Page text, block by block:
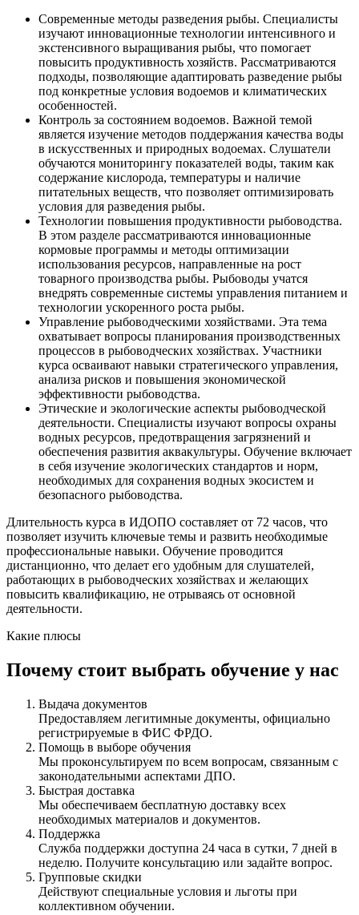
Современные методы разведения рыбы. Специалисты
изучают инновационные технологии интенсивного и
экстенсивного выращивания рыбы, что помогает
повысить продуктивность хозяйств. Рассматриваются
подходы, позволяющие адаптировать разведение рыбы
под конкретные условия водоемов и климатических
особенностей.
Контроль за состоянием водоемов. Важной темой
является изучение методов поддержания качества воды
в искусственных и природных водоемах. Слушатели
обучаются мониторингу показателей воды, таким как
содержание кислорода, температуры и наличие
питательных веществ, что позволяет оптимизировать
условия для разведения рыбы.
Технологии повышения продуктивности рыбоводства.
В этом разделе рассматриваются инновационные
кормовые программы и методы оптимизации
использования ресурсов, направленные на рост
товарного производства рыбы. Рыбоводы учатся
внедрять современные системы управления питанием и
технологии ускоренного роста рыбы.
Управление рыбоводческими хозяйствами. Эта тема
охватывает вопросы планирования производственных
процессов в рыбоводческих хозяйствах. Участники
курса осваивают навыки стратегического управления,
анализа рисков и повышения экономической
эффективности рыбоводства.
Этические и экологические аспекты рыбоводческой
деятельности. Специалисты изучают вопросы охраны
водных ресурсов, предотвращения загрязнений и
обеспечения развития аквакультуры. Обучение включает
в себя изучение экологических стандартов и норм,
необходимых для сохранения водных экосистем и
безопасного рыбоводства.
Длительность курса в ИДОПО составляет от 72 часов, что
позволяет изучить ключевые темы и развить необходимые
профессиональные навыки. Обучение проводится
дистанционно, что делает его удобным для слушателей,
работающих в рыбоводческих хозяйствах и желающих
повысить квалификацию, не отрываясь от основной
деятельности.
Какие плюсы
Почему стоит выбрать обучение у нас
Выдача документов
Предоставляем легитимные документы, официально
регистрируемые в ФИС ФРДО.
Помощь в выборе обучения
Мы проконсультируем по всем вопросам, связанным с
законодательными аспектами ДПО.
Быстрая доставка
Мы обеспечиваем бесплатную доставку всех
необходимых материалов и документов.
Поддержка
Служба поддержки доступна 24 часа в сутки, 7 дней в
неделю. Получите консультацию или задайте вопрос.
Групповые скидки
Действуют специальные условия и льготы при
коллективном обучении.